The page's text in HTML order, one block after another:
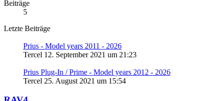
Beiträge
5
Letzte Beiträge
Prius - Model years 2011 - 2026
Tercel 12. September 2021 um 21:23
Prius Plug-In / Prime - Model years 2012 - 2026
Tercel 25. August 2021 um 15:54